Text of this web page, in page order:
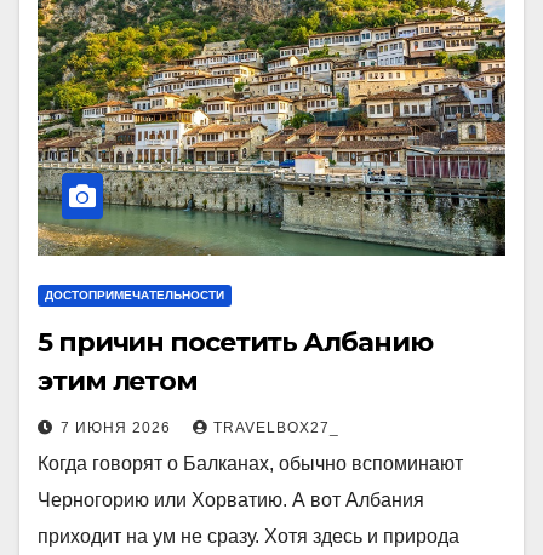
ДОСТОПРИМЕЧАТЕЛЬНОСТИ
5 причин посетить Албанию
этим летом
7 ИЮНЯ 2026 TRAVELBOX27_
Когда говорят о Балканах, обычно вспоминают
Черногорию или Хорватию. А вот Албания
приходит на ум не сразу. Хотя здесь и природа